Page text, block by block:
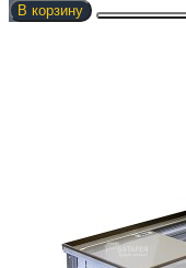
В корзину